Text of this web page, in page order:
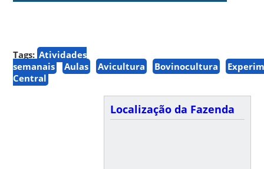
Tags: Atividades
semanais
Aulas Avicultura Bovinocultura
Central
Localização da Fazenda